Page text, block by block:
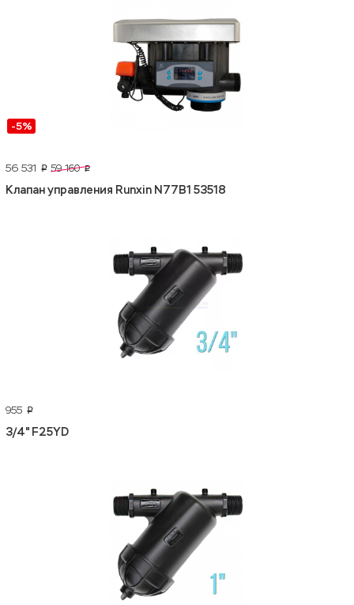
-5%
56 531 p 59 160 p
Клапан управления Runxin N77B1 53518
955 p
3/4" F25YD